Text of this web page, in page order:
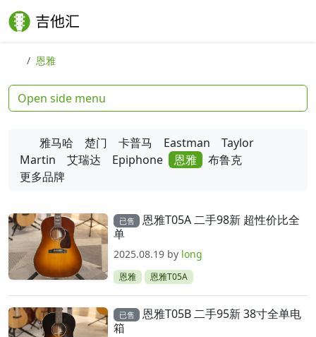
Skip to content
Skip to footer
恩雅
雅马哈 楚门 卡普马 Eastman
Taylor
Martin
艾瑞达 Epiphone 恩雅
布鲁克
更多品牌
分类：恩雅 已售
恩雅T05A 二手98新 超性价比全
单
2025.08.19 by long
恩雅 恩雅T05A
已售
恩雅T05B 二手95新 38寸全单电
箱
Open side menu